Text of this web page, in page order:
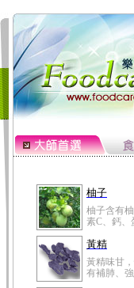
柚子
柚子含有
素C、鈣、
黃精
黃精味甘
有補肺、